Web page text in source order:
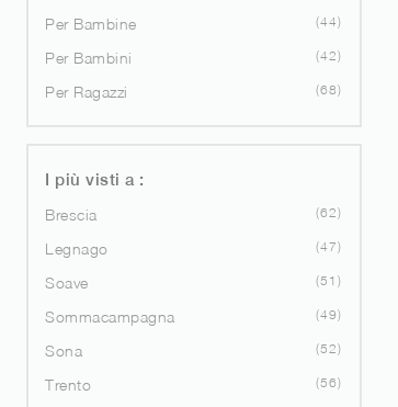
Per Bambine
44
Per Bambini 42
Per Ragazzi 68
I più visti a :
Brescia
62
Legnago 47
Soave 51
Sommacampagna 49
Sona 52
Trento 56